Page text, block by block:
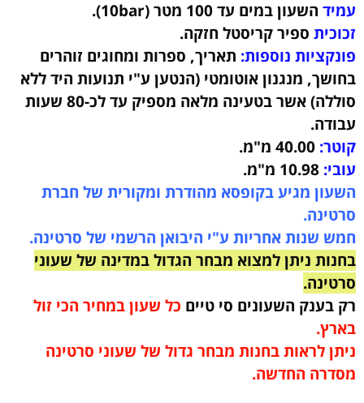
עמיד השעון במים עד 100 מטר (10bar)
.
זכוכית ספיר קריסטל חזקה.
פונקציות נוספות: תאריך, ספרות ומחוגים זוהרים
בחושך, מנגנון אוטומטי (הנטען ע"י תנועות היד ללא
סוללה) אשר בטעינה מלאה מספיק עד לכ-80 שעות
עבודה.
קוטר: 40.00 מ"מ.
עובי: 10.98 מ"מ.
השעון מגיע בקופסא מהודרת ומקורית של חברת
סרטינה.
חמש שנות אחריות ע"י היבואן הרשמי של סרטינה.
בחנות ניתן למצוא מבחר הגדול במדינה של שעוני
סרטינה.
רק בענק השעונים סי טיים כל שעון במחיר הכי זול
בארץ.
ניתן לראות בחנות מבחר גדול של שעוני סרטינה
מסדרה החדשה.